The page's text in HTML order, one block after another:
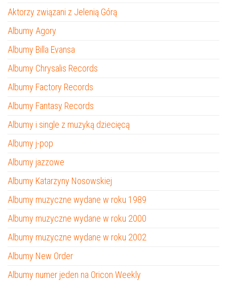
Aktorzy związani z Jelenią Górą
Albumy Agory
Albumy Billa Evansa
Albumy Chrysalis Records
Albumy Factory Records
Albumy Fantasy Records
Albumy i single z muzyką dziecięcą
Albumy j-pop
Albumy jazzowe
Albumy Katarzyny Nosowskiej
Albumy muzyczne wydane w roku 1989
Albumy muzyczne wydane w roku 2000
Albumy muzyczne wydane w roku 2002
Albumy New Order
Albumy numer jeden na Oricon Weekly